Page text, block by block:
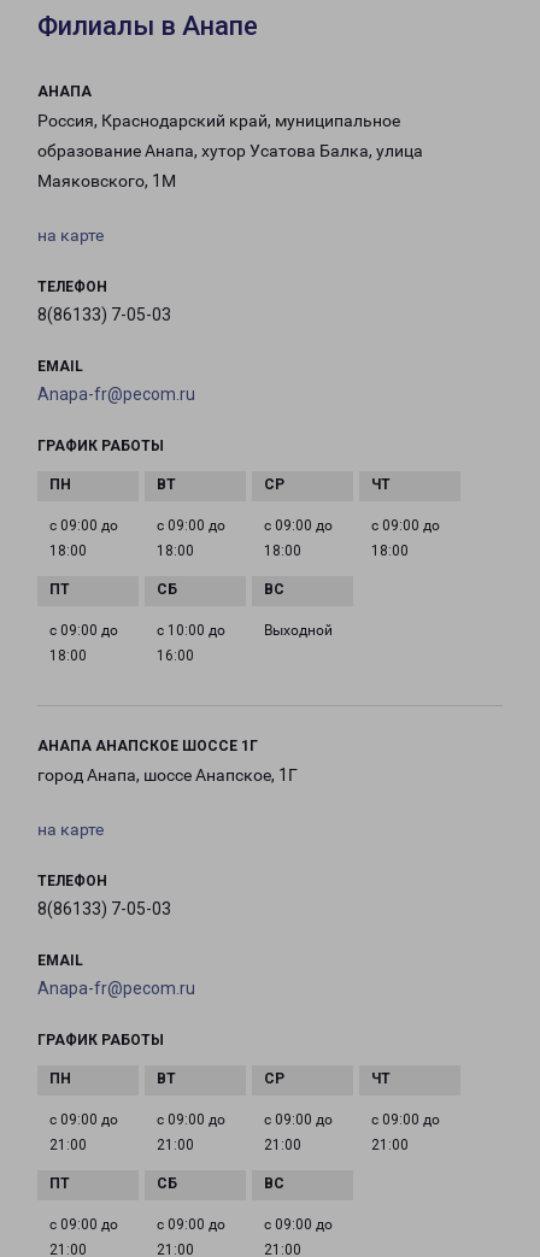
Филиалы в Анапе
АНАПА
Россия, Краснодарский край, муниципальное
образование Анапа, хутор Усатова Балка, улица
Маяковского, 1М
на карте
ТЕЛЕФОН
8(86133) 7-05-03
EMAIL
Anapa-fr@pecom.ru
ГРАФИК РАБОТЫ
с 09:00 до
18:00
с 09:00 до
18:00
с 09:00 до
18:00
с 09:00 до
18:00
с 09:00 до
18:00
с 10:00 до
16:00
Выходной
АНАПА АНАПСКОЕ ШОССЕ 1Г
город Анапа, шоссе Анапское, 1Г
на карте
ТЕЛЕФОН
8(86133) 7-05-03
EMAIL
Anapa-fr@pecom.ru
ГРАФИК РАБОТЫ
с 09:00 до
21:00
с 09:00 до
21:00
с 09:00 до
21:00
с 09:00 до
21:00
с 09:00 до
21:00
с 09:00 до
21:00
с 09:00 до
21:00